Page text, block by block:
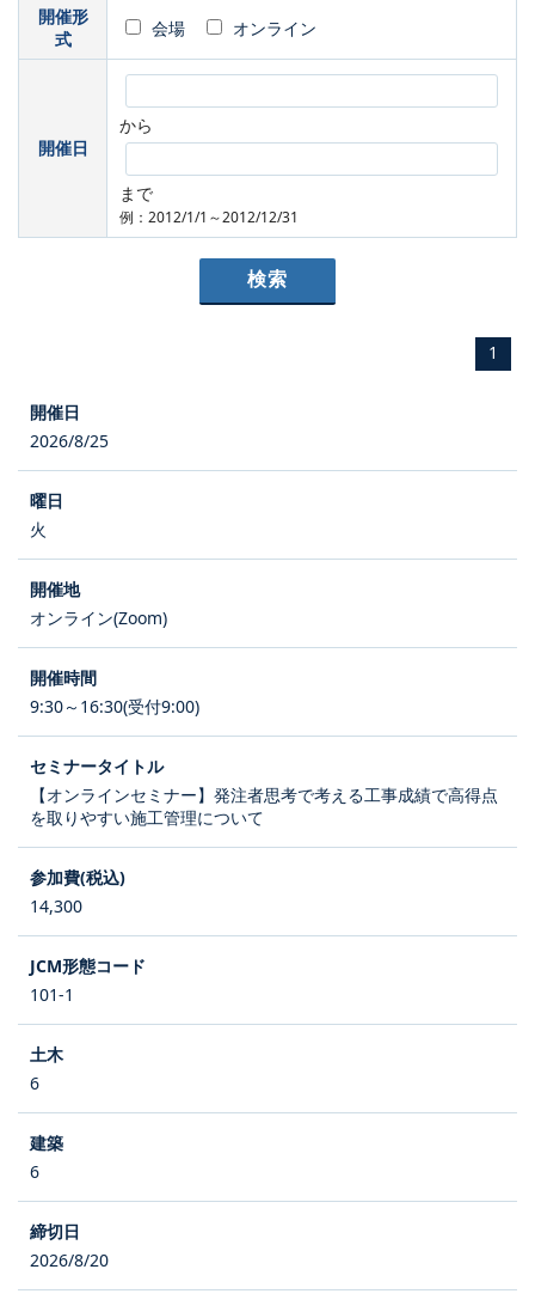
開催形
式
会場 オンライン
開催日
から
まで
例：2012/1/1～2012/12/31
1
2026/8/25
火
オンライン(Zoom)
9:30～16:30(受付9:00)
【オンラインセミナー】発注者思考で考える工事成績で高得点
を取りやすい施工管理について
14,300
101-1
6
6
2026/8/20